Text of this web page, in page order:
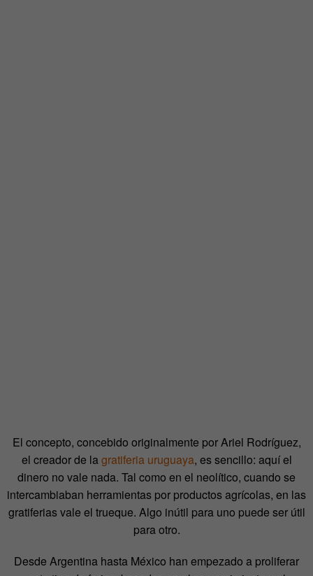
El concepto, concebido originalmente por Ariel Rodríguez,
el creador de lagratiferia uruguaya, es sencillo: aquí el
dinero no vale nada. Tal como en el neolítico, cuando se
intercambiaban herramientas por productos agrícolas, en las
gratiferias vale el trueque. Algo inútil para uno puede ser útil
para otro.
Desde Argentina hasta México han empezado a proliferar